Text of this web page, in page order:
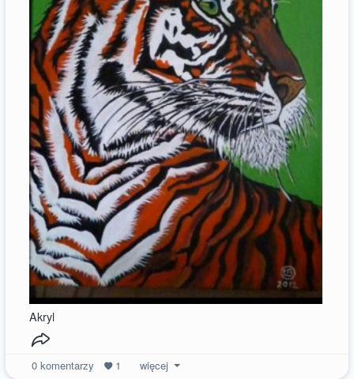
Akryl
0komentarzy 1 więcej